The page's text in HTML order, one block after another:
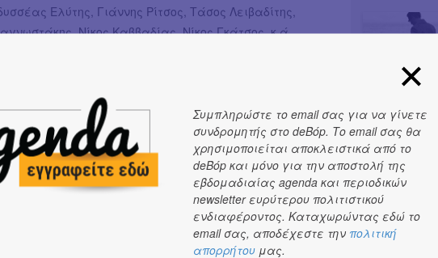
Ελύτης, Γιάννης Ρίτσος, Τάσος Λειβαδίτης,
Νίκος Καββαδίας, Νίκος Γκάτσος, κ.ά.
έχουν σφραγίσει το συλλογικό μας υποσυνείδητο και
αμετάκλητα το κοινό.
– Καρυοφυλλιά Καραμπέτη
Συμπληρώστε το email σας για να γίνετε
συνδρομητής στο deBόp. Το email σας θα
χρησιμοποιείται αποκλειστικά από το
deBόp και μόνο για την αποστολή της
εβδομαδιαίας agenda και περιοδικών
newsletter ευρύτερου πολιτιστικού
ενδιαφέροντος. Καταχωρώντας εδώ το
email σας, αποδέχεστε την πολιτική
απορρήτου μας.